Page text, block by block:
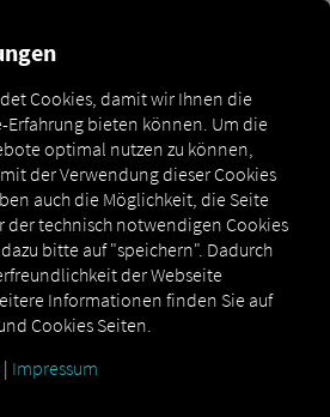
RICHTIG
sie alle!
bietet RIOLösungen
Fuhrparkan - alles
Das schaffen wir, indem
Cookies, damit wir Ihnen die
Erfahrung bieten können. Um die
optimal nutzen zu können,
der Verwendung dieser Cookies
auch die Möglichkeit, die Seite
der technisch notwendigen Cookies
bitte auf "speichern". Dadurch
der Webseite
Informationen finden Sie auf
Cookies Seiten.
| Impressum